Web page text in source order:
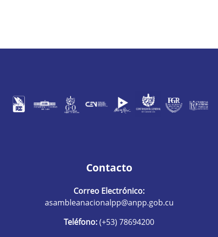
Contacto
Correo Electrónico:
asambleanacionalpp@anpp.gob.cu
Teléfono:(+53) 78694200